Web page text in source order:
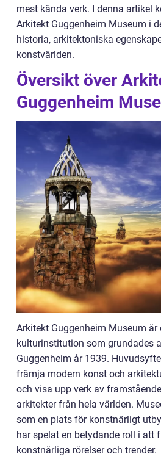
mest kända verk. I denna artikel
Arkitekt Guggenheim Museum i
historia, arkitektoniska
konstvärlden.
Översikt över
Guggenheim
Arkitekt Guggenheim Museum är
kulturinstitution som grundades
Guggenheim år 1939.
främja modern konst och
och visa upp verk av
arkitekter från hela världen.
som en plats för konstnärligt
har spelat en betydande roll i att
konstnärliga rörelser och trender.